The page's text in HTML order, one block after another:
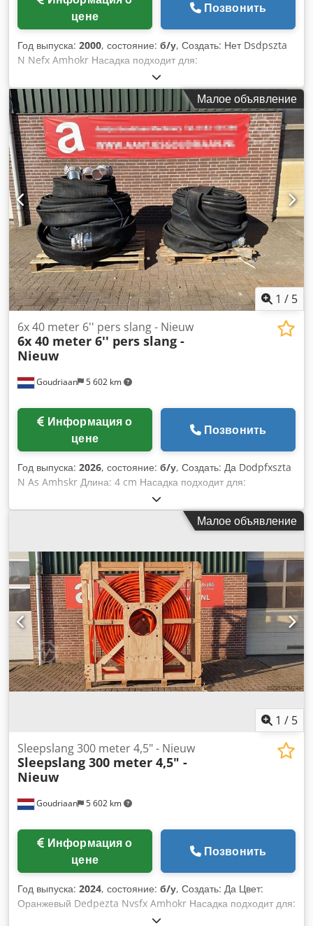
цене
Позвонить
Год выпуска: 2000, состояние: б/у, Создать: Нет Dsdpszta
N Nefx Amhokr Насадка подходит для:
Сельскохозяйственная техника
Малое объявление
1 / 5
Goudriaan 5 602 km
6x 40 meter 6'' pers slang - Nieuw
6x 40 meter 6'' pers slang -
Nieuw
цене
Позвонить
Год выпуска: 2026, состояние: б/у, Создать: Да Dodpfxszta
N As Amhskr Длина: 4 cm Насадка подходит для:
Сельскохозяйственная техника
Малое объявление
1 / 5
Goudriaan 5 602 km
Sleepslang 300 meter 4,5" - Nieuw
Sleepslang 300 meter 4,5" -
Nieuw
цене
Позвонить
Год выпуска: 2024, состояние: б/у, Создать: Да Цвет:
Оранжевый Dedpezta Nvsfx Amhokr Насадка подходит для:
Сельскохозяйственная техника